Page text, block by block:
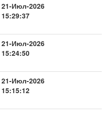
21-Июл-2026
15:29:37
21-Июл-2026
15:24:50
21-Июл-2026
15:15:12